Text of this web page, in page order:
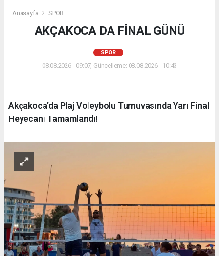
Anasayfa SPOR
AKÇAKOCA DA FİNAL GÜNÜ
SPOR
08.08.2026 - 09:07, Güncelleme: 08.08.2026 - 10:43
Akçakoca’da Plaj Voleybolu Turnuvasında Yarı Final
Heyecanı Tamamlandı!